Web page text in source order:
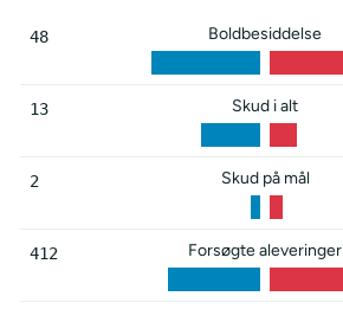
48 Boldbesiddelse
13 Skud i alt
2 Skud på mål
412 Forsøgte aleveringer